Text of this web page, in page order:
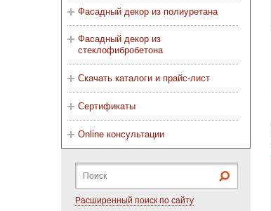
Фасадный декор из полиуретана
Фасадный декор из
стеклофибробетона
Скачать каталоги и прайс-лист
Сертификаты
Online консультации
Расширенный поиск по сайту